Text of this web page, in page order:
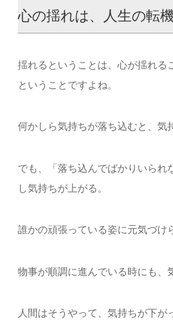
心の揺れは、人生の転
揺れるということは、心が揺れる
ということですよね。
何かしら気持ちが落ち込むと、気
でも、「落ち込んでばかりいられ
し気持ちが上がる。
誰かの頑張っている姿に元気づけ
物事が順調に進んでいる時にも、
人間はそうやって、気持ちが下が